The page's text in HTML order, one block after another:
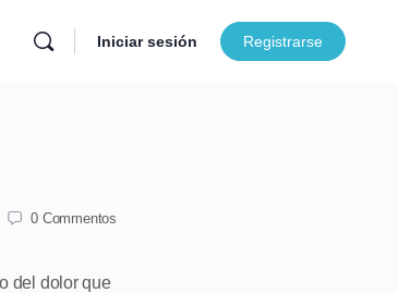
Iniciar sesión Registrarse
0 Commentos
del dolor que